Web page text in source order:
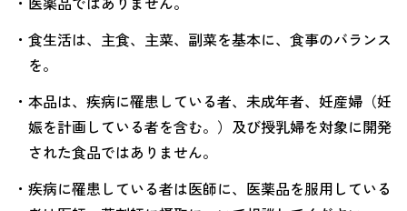
・食生活は、主食、主菜、副菜を基本に、食事のバランス
を。
・本品は、疾病に罹患している者、未成年者、妊産婦（妊
娠を計画している者を含む。）及び授乳婦を対象に開発
された食品ではありません。
・疾病に罹患している者は医師に、医薬品を服用している